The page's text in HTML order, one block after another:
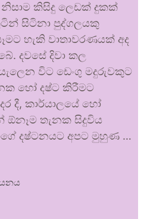
නිසාම කිසිදු ලෙඩක් දුකක්
සිටිනා පුද්ගලයකු
හැකි වාතාවරණයක් අද
දවසේ දිවා කල
විට ඩෙංගු මදුරුවකුට
හෝ දෂ්ට කිරීමට
දී, කාර්යාලයේ හෝ
ඕනෑම තැනක සිදුවිය
දෂ්ටනයට අපට මුහුණ …